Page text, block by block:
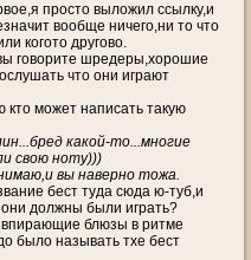
просто выложил ссылку,и
вообще ничего,ни то что
когото другово.
говорите шредеры,хорошие
что они играют
может написать такую
какой-то...многие
свою ноту)))
вы наверно тожа.
бест туда сюда ю-туб,и
они должны были играть?
блюзы в ритме
было называть тхе бест